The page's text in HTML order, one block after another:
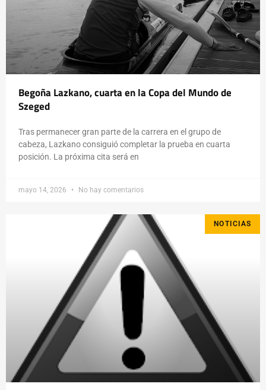
Begoña Lazkano, cuarta en la Copa del Mundo de
Szeged
Tras permanecer gran parte de la carrera en el grupo de
cabeza, Lazkano consiguió completar la prueba en cuarta
posición. La próxima cita será en
mayo 14, 2026 No hay comentarios
NOTICIAS